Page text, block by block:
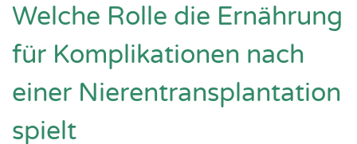
Welche Rolle die Ernährung
für Komplikationen nach
einer Nierentransplantation
spielt